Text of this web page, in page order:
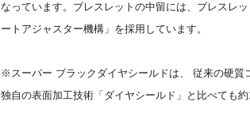
なっています。ブレスレットの中留には、ブレスレ
ートアジャスター機構」を採用しています。
※スーパー ブラックダイヤシールドは、 従来の硬質
独自の表面加工技術「ダイヤシールド」と比べても約